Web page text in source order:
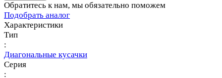
Обратитесь к нам, мы обязательно поможем
Подобрать аналог
Характеристики
Тип
:
Диагональные кусачки
Серия
: